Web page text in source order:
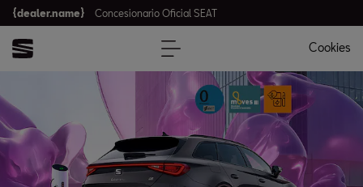
{dealer.name} Concesionario Oficial SEAT
Cookies